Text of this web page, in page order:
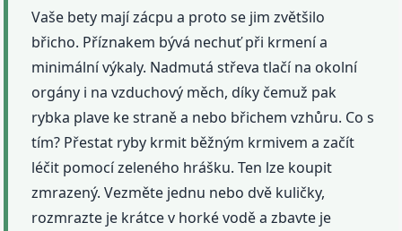
Vaše bety mají zácpu a proto se jim zvětšilo
břicho. Příznakem bývá nechuť při krmení a
minimální výkaly. Nadmutá střeva tlačí na okolní
orgány i na vzduchový měch, díky čemuž pak
rybka plave ke straně a nebo břichem vzhůru. Co s
tím? Přestat ryby krmit běžným krmivem a začít
léčit pomocí zeleného hrášku. Ten lze koupit
zmrazený. Vezměte jednu nebo dvě kuličky,
rozmrazte je krátce v horké vodě a zbavte je